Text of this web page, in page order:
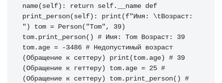
name(self): return self.__name def
print_person(self): print(f"Имя: \tВозраст:
") tom = Person("Tom", 39)
tom.print_person() # Имя: Tom Возраст: 39
tom.age = -3486 # Недопустимый возраст
(Обращение к сеттеру) print(tom.age) # 39
(Обращение к геттеру) tom.age = 25 #
(Обращение к сеттеру) tom.print_person() #